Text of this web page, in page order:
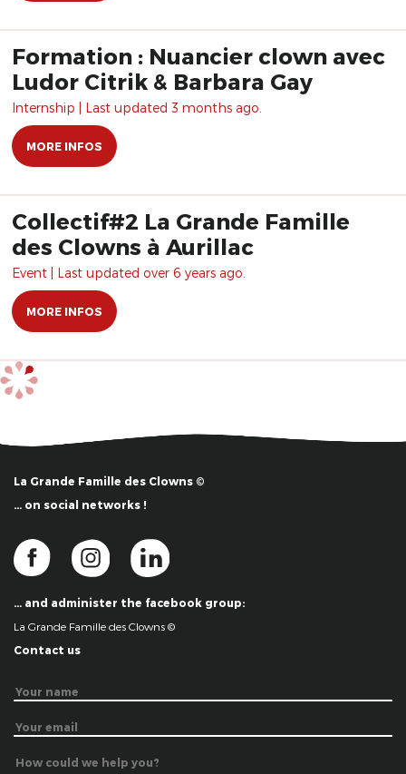
Formation : Nuancier clown avec
Ludor Citrik & Barbara Gay
Internship | Last updated 3 months ago.
MORE INFOS
Collectif#2 La Grande Famille
des Clowns à Aurillac
Event | Last updated over 6 years ago.
MORE INFOS
La Grande Famille des Clowns ©
… on social networks !
… and administer the facebook group:
La Grande Famille des Clowns ©
Contact us